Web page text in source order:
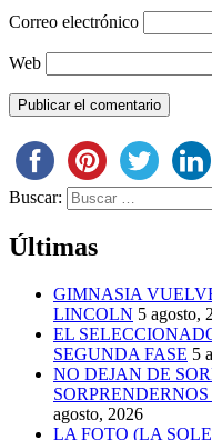
Correo electrónico
Web
Buscar:
Últimas
GIMNASIA
LINCOLN 5 agosto,
EL
SEGUNDA FASE 5
NO DEJAN DE
agosto, 2026
LA FOTO (LA